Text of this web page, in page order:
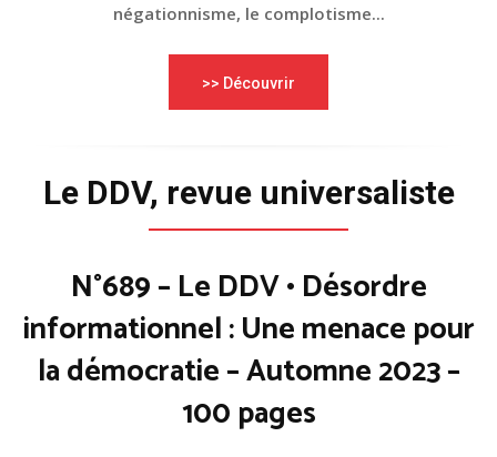
négationnisme, le complotisme...
>> Découvrir
Le DDV, revue universaliste
N°689 – Le DDV • Désordre
informationnel : Une menace pour
la démocratie – Automne 2023 –
100 pages